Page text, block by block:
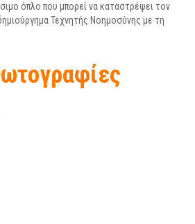
όπλο που µπορεί να καταστρέψει τον
Τεχνητής Νοηµοσύνης µε τη